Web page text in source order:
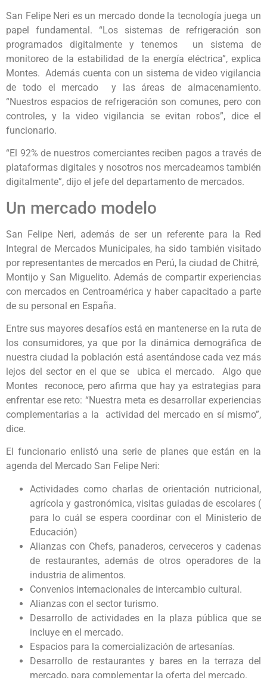
San Felipe Neri es un mercado donde la tecnología juega un
papel fundamental. “Los sistemas de refrigeración son
programados digitalmente y tenemos un sistema de
monitoreo de la estabilidad de la energía eléctrica”, explica
Montes. Además cuenta con un sistema de video vigilancia
de todo el mercado y las áreas de almacenamiento.
“Nuestros espacios de refrigeración son comunes, pero con
controles, y la video vigilancia se evitan robos”, dice el
funcionario.
“El 92% de nuestros comerciantes reciben pagos a través de
plataformas digitales y nosotros nos mercadeamos también
digitalmente”, dijo el jefe del departamento de mercados.
Un mercado modelo
San Felipe Neri, además de ser un referente para la Red
Integral de Mercados Municipales, ha sido también visitado
por representantes de mercados en Perú, la ciudad de Chitré,
Montijo y San Miguelito. Además de compartir experiencias
con mercados en Centroamérica y haber capacitado a parte
de su personal en España.
Entre sus mayores desafíos está en mantenerse en la ruta de
los consumidores, ya que por la dinámica demográfica de
nuestra ciudad la población está asentándose cada vez más
lejos del sector en el que se ubica el mercado. Algo que
Montes reconoce, pero afirma que hay ya estrategias para
enfrentar ese reto: “Nuestra meta es desarrollar experiencias
complementarias a la actividad del mercado en sí mismo”,
dice.
El funcionario enlistó una serie de planes que están en la
agenda del Mercado San Felipe Neri:
Actividades como charlas de orientación nutricional,
agrícola y gastronómica, visitas guiadas de escolares (
para lo cuál se espera coordinar con el Ministerio de
Educación)
Alianzas con Chefs, panaderos, cerveceros y cadenas
de restaurantes, además de otros operadores de la
industria de alimentos.
Convenios internacionales de intercambio cultural.
Alianzas con el sector turismo.
Desarrollo de actividades en la plaza pública que se
incluye en el mercado.
Espacios para la comercialización de artesanías.
Desarrollo de restaurantes y bares en la terraza del
mercado, para complementar la oferta del mercado.